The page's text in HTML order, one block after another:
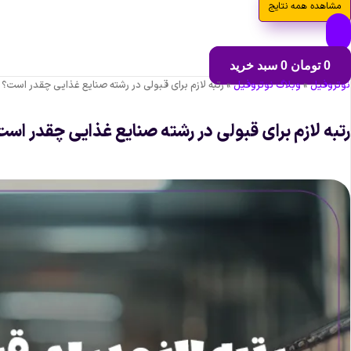
مشاهده همه نتایج
0 تومان 0 سبد خرید
نوتروفیل»وبلاگ نوتروفیل»رتبه لازم برای قبولی در رشته صنایع غذایی چقدر است؟
رتبه لازم برای قبولی در رشته صنایع غذایی چقدر